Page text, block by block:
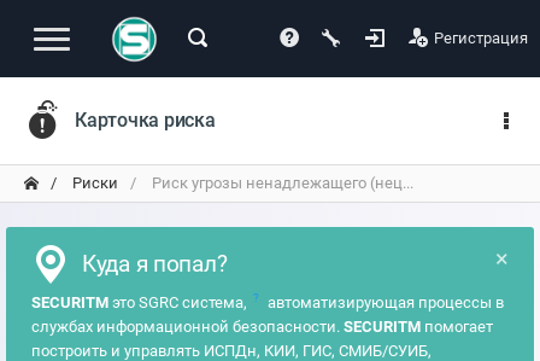
Регистрация
Карточка риска
Риски Риск угрозы ненадлежащего (нец...
×
Куда я попал?
SECURITM это SGRC система, ?
автоматизирующая процессы в
службах информационной безопасности. SECURITM помогает
построить и управлять ИСПДн, КИИ, ГИС, СМИБ/СУИБ,